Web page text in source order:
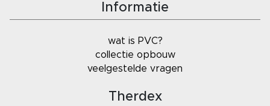
Informatie
wat is PVC?
collectie opbouw
veelgestelde vragen
Therdex